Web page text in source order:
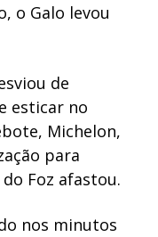
o Galo levou
de
esticar no
Michelon,
para
Foz afastou.
nos minutos